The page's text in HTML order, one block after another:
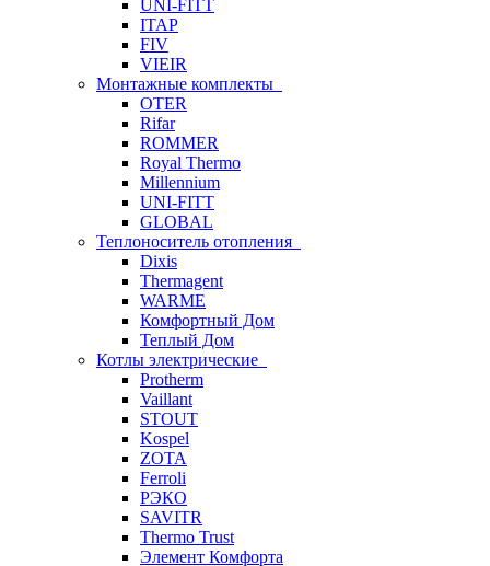
UNI-FITT
ITAP
FIV
VIEIR
Монтажные комплекты
OTER
Rifar
ROMMER
Royal Thermo
Millennium
UNI-FITT
GLOBAL
Теплоноситель отопления
Dixis
Thermagent
WARME
Комфортный Дом
Теплый Дом
Котлы электрические
Protherm
Vaillant
STOUT
Kospel
ZOTA
Ferroli
РЭКО
SAVITR
Thermo Trust
Элемент Комфорта